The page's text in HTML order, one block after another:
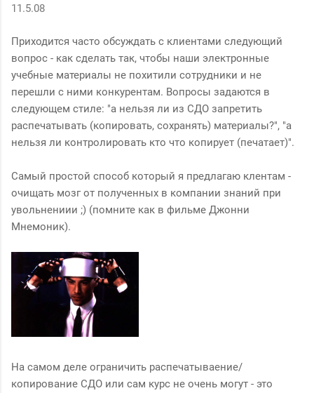
11.5.08
Приходится часто обсуждать с клиентами следующий
вопрос - как сделать так, чтобы наши электронные
учебные материалы не похитили сотрудники и не
перешли с ними конкурентам. Вопросы задаются в
следующем стиле: "а нельзя ли из СДО запретить
распечатывать (копировать, сохранять) материалы?", "а
нельзя ли контролировать кто что копирует (печатает)".
Самый простой способ который я предлагаю клентам -
очищать мозг от полученных в компании знаний при
увольнениии ;) (помните как в фильме Джонни
Мнемоник).
На самом деле ограничить распечатываение/
копирование СДО или сам курс не очень могут - это